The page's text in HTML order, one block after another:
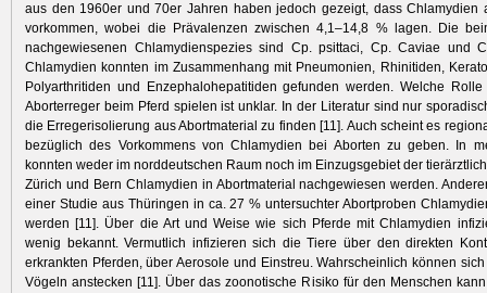
aus den 1960er und 70er Jahren haben jedoch gezeigt, dass Chlamydien
vorkommen, wobei die Prävalenzen zwischen 4,1–14,8 % lagen. Die
nachgewiesenen Chlamydienspezies sind Cp. psittaci, Cp. Caviae und
Chlamydien konnten im Zusammenhang mit Pneumonien, Rhinitiden,
Polyarthritiden und Enzephalohepatitiden gefunden werden. Welche
Aborterreger beim Pferd spielen ist unklar. In der Literatur sind nur
die Erregerisolierung aus Abortmaterial zu finden [11]. Auch scheint es
bezüglich des Vorkommens von Chlamydien bei Aborten zu geben. In
konnten weder im norddeutschen Raum noch im Einzugsgebiet der
Zürich und Bern Chlamydien in Abortmaterial nachgewiesen werden.
einer Studie aus Thüringen in ca. 27 % untersuchter Abortproben
werden [11]. Über die Art und Weise wie sich Pferde mit Chlamydien
wenig bekannt. Vermutlich infizieren sich die Tiere über den direkten
erkrankten Pferden, über Aerosole und Einstreu. Wahrscheinlich können
Vögeln anstecken [11]. Über das zoonotische Risiko für den Menschen